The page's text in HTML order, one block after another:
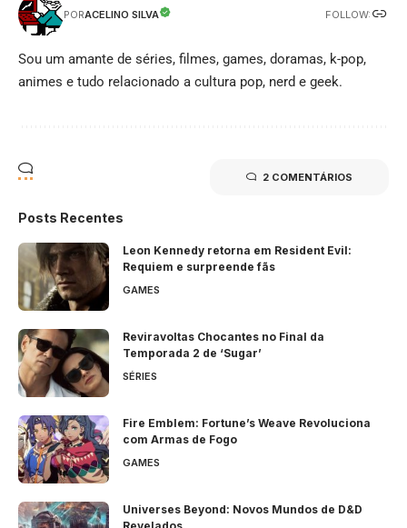
PORACELINO SILVA FOLLOW:
Sou um amante de séries, filmes, games, doramas, k-pop,
animes e tudo relacionado a cultura pop, nerd e geek.
2 COMENTÁRIOS
Posts Recentes
Leon Kennedy retorna em Resident Evil:
Requiem e surpreende fãs
GAMES
Reviravoltas Chocantes no Final da
Temporada 2 de ‘Sugar’
SÉRIES
Fire Emblem: Fortune’s Weave Revoluciona
com Armas de Fogo
GAMES
Universes Beyond: Novos Mundos de D&D